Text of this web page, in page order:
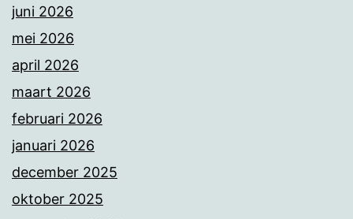
juni 2026
mei 2026
april 2026
maart 2026
februari 2026
januari 2026
december 2025
oktober 2025